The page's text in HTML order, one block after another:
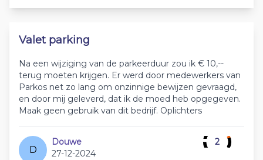
Valet parking
Na een wijziging van de parkeerduur zou ik € 10,--
terug moeten krijgen. Er werd door medewerkers van
Parkos net zo lang om onzinnige bewijzen gevraagd,
en door mij geleverd, dat ik de moed heb opgegeven.
Maak geen gebruik van dit bedrijf. Oplichters
D
Douwe
27-12-2024
2